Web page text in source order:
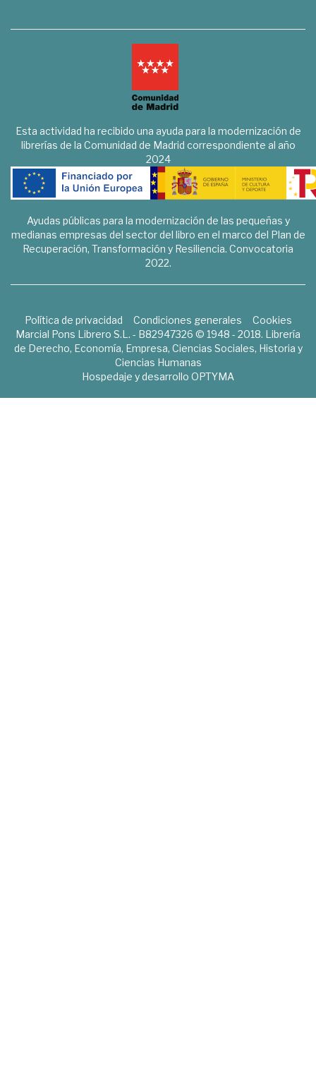
Esta actividad ha recibido una ayuda para la modernización de
librerías de la Comunidad de Madrid correspondiente al año
2024
Ayudas públicas para la modernización de las pequeñas y
medianas empresas del sector del libro en el marco del Plan de
Recuperación, Transformación y Resiliencia. Convocatoria
2022.
Política de privacidad Condiciones generales
Cookies
Marcial Pons Librero S.L. - B82947326 © 1948 - 2018. Librería
de Derecho, Economía, Empresa, Ciencias Sociales, Historia y
Ciencias Humanas
Hospedaje y desarrollo OPTYMA